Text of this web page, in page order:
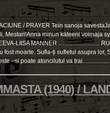
/ PRAYER Tein sanoja
Mestari!Anna minun käteeni voimaja
LIISA MANNER …………………
fost moarte. Sufla-ți sufletul asupra lor,
–si poate atuncilutul va trai.
(1940) /